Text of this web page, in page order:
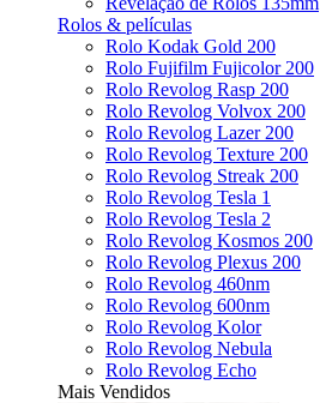
Rolos & películas
Rolo Kodak Gold 200
Rolo Fujifilm Fujicolor 200
Rolo Revolog Rasp 200
Rolo Revolog Volvox 200
Rolo Revolog Lazer 200
Rolo Revolog Texture 200
Rolo Revolog Streak 200
Rolo Revolog Tesla 1
Rolo Revolog Tesla 2
Rolo Revolog Kosmos 200
Rolo Revolog Plexus 200
Rolo Revolog 460nm
Rolo Revolog 600nm
Rolo Revolog Kolor
Rolo Revolog Nebula
Rolo Revolog Echo
Mais Vendidos